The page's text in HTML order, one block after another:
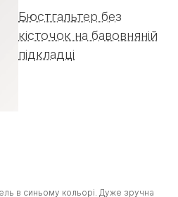
Бюстгальтер без
кісточок на бавовняній
підкладці
в синьому кольорі. Дуже зручна
в синьому кольорі. Дуже зручна